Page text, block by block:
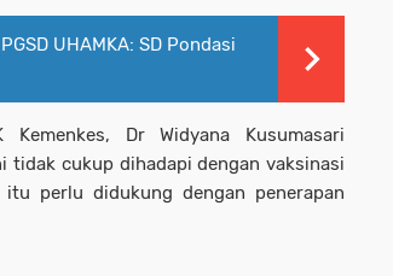
UHAMKA: SD Pondasi
Kemenkes, Dr Widyana Kusumasari
tidak cukup dihadapi dengan vaksinasi
perlu didukung dengan penerapan